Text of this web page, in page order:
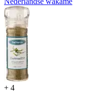
+ 4